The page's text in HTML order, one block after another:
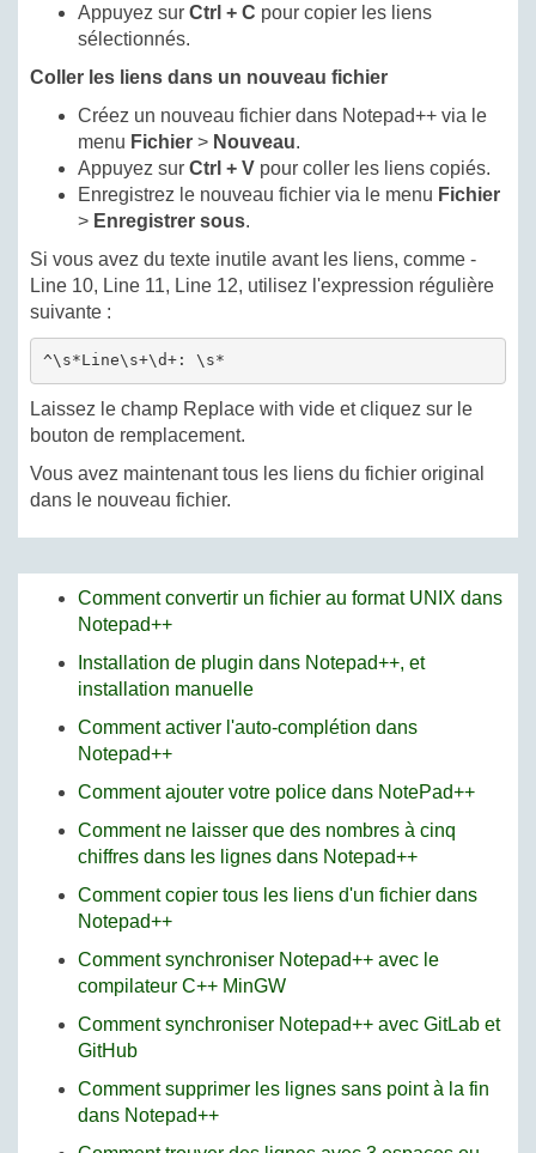
Appuyez sur Ctrl + C pour copier les liens
sélectionnés.
Coller les liens dans un nouveau fichier
Créez un nouveau fichier dans Notepad++ via le
menu Fichier > Nouveau.
Appuyez sur Ctrl + V pour coller les liens copiés.
Enregistrez le nouveau fichier via le menu Fichier
> Enregistrer sous.
Si vous avez du texte inutile avant les liens, comme -
Line 10, Line 11, Line 12, utilisez l'expression régulière
suivante :
^\s*Line\s+\d+: \s*
Laissez le champ Replace with vide et cliquez sur le
bouton de remplacement.
Vous avez maintenant tous les liens du fichier original
dans le nouveau fichier.
Comment convertir un fichier au format UNIX dans
Notepad++
Installation de plugin dans Notepad++, et
installation manuelle
Comment activer l'auto-complétion dans
Notepad++
Comment ajouter votre police dans NotePad++
Comment ne laisser que des nombres à cinq
chiffres dans les lignes dans Notepad++
Comment copier tous les liens d'un fichier dans
Notepad++
Comment synchroniser Notepad++ avec le
compilateur C++ MinGW
Comment synchroniser Notepad++ avec GitLab et
GitHub
Comment supprimer les lignes sans point à la fin
dans Notepad++